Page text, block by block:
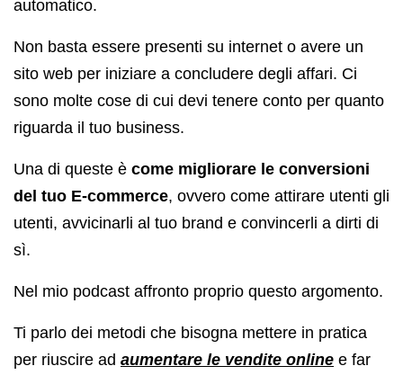
automatico.
Non basta essere presenti su internet o avere un
sito web per iniziare a concludere degli affari. Ci
sono molte cose di cui devi tenere conto per quanto
riguarda il tuo business.
Una di queste è come migliorare le conversioni
del tuo E-commerce, ovvero come attirare utenti gli
utenti, avvicinarli al tuo brand e convincerli a dirti di
sì.
Nel mio podcast affronto proprio questo argomento.
Ti parlo dei metodi che bisogna mettere in pratica
per riuscire ad aumentare le vendite online e far